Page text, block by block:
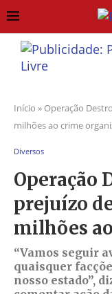
Início » Operação
milhões ao crime
Diversos
Operação
prejuízo
milhões
“Vamos seguir
quaisquer
nosso estado”,